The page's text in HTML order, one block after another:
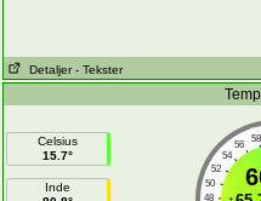
Detaljer - Tekster
Celsius
15.7°
Inde
58
56
54
52
50
48